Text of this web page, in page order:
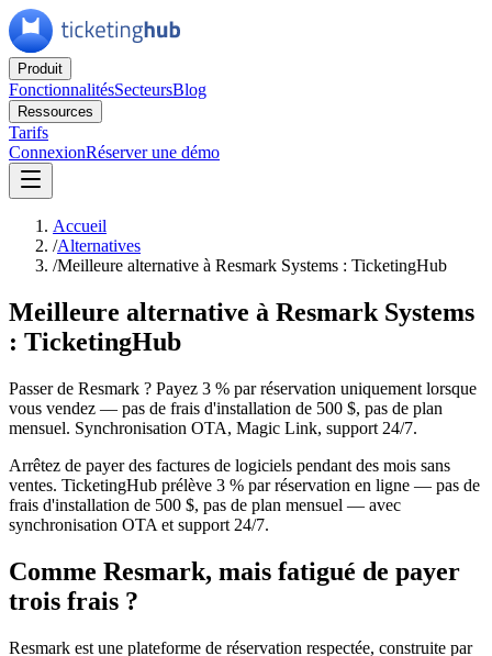
Produit
FonctionnalitésSecteursBlog
Ressources
Tarifs
ConnexionRéserver une démo
Accueil
/Alternatives
/Meilleure alternative à Resmark Systems : TicketingHub
Meilleure alternative à Resmark Systems
: TicketingHub
Passer de Resmark ? Payez 3 % par réservation uniquement lorsque
vous vendez — pas de frais d'installation de 500 $, pas de plan
mensuel. Synchronisation OTA, Magic Link, support 24/7.
Arrêtez de payer des factures de logiciels pendant des mois sans
ventes. TicketingHub prélève 3 % par réservation en ligne — pas de
frais d'installation de 500 $, pas de plan mensuel — avec
synchronisation OTA et support 24/7.
Comme Resmark, mais fatigué de payer
trois frais ?
Resmark est une plateforme de réservation respectée, construite par